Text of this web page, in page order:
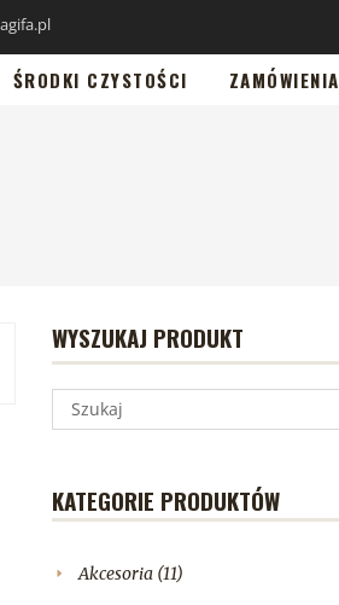
ŚRODKI CZYSTOŚCI ZAMÓWIENIA
WYSZUKAJ PRODUKT
KATEGORIE PRODUKTÓW
Akcesoria (11)